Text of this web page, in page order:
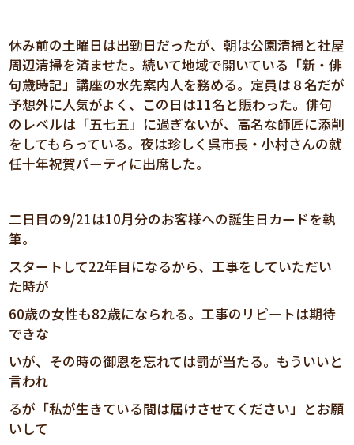
休み前の土曜日は出勤日だったが、朝は公園清掃と社屋
周辺清掃を済ませた。続いて地域で開いている「新・俳
句歳時記」講座の水先案内人を務める。定員は８名だが
予想外に人気がよく、この日は11名と賑わった。俳句
のレベルは「五七五」に過ぎないが、高名な師匠に添削
をしてもらっている。夜は珍しく呉市長・小村さんの就
任十年祝賀パーティに出席した。
二日目の9/21は10月分のお客様への誕生日カードを執
筆。
スタートして22年目になるから、工事をしていただい
た時が
60歳の女性も82歳になられる。工事のリピートは期待
できな
いが、その時の御恩を忘れては罰が当たる。もういいと
言われ
るが「私が生きている間は届けさせてください」とお願
いして